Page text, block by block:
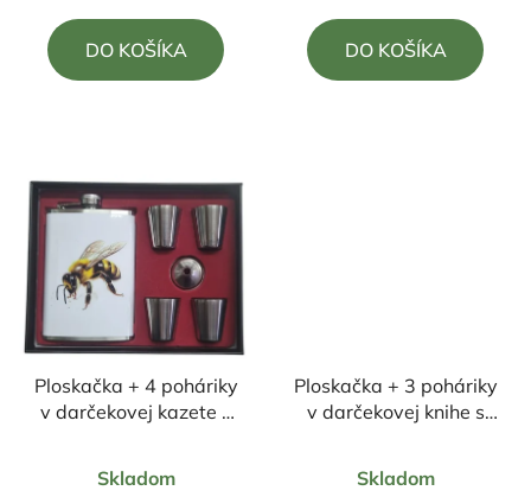
z
DO KOŠÍKA
z
DO KOŠÍKA
Ploskačka + 4 poháriky
v darčekovej kazete s
hodnotenie
Skladom
Ploskačka + 3 poháriky
v darčekovej knihe s
hodnotenie
Skladom